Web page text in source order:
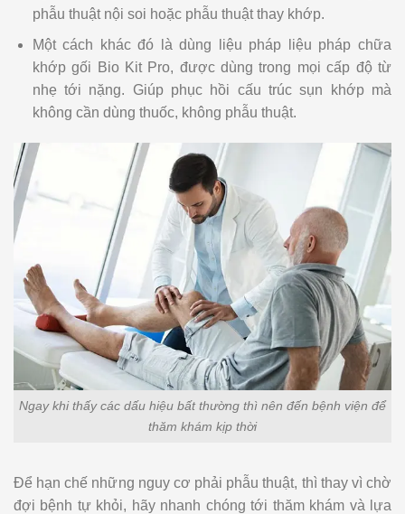
phẫu thuật nội soi hoặc phẫu thuật thay khớp.
Một cách khác đó là dùng liệu pháp liệu pháp chữa
khớp gối Bio Kit Pro, được dùng trong mọi cấp độ từ
nhẹ tới nặng. Giúp phục hồi cấu trúc sụn khớp mà
không cần dùng thuốc, không phẫu thuật.
Ngay khi thấy các dấu hiệu bất thường thì nên đến bệnh viện để
thăm khám kịp thời
Để hạn chế những nguy cơ phải phẫu thuật, thì thay vì chờ
đợi bệnh tự khỏi, hãy nhanh chóng tới thăm khám và lựa